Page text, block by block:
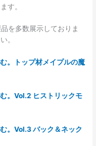
す。
を多数展示しておりま
。
。トップ材メイプルの魔
。Vol.2 ヒストリックモ
。Vol.3 バック＆ネック